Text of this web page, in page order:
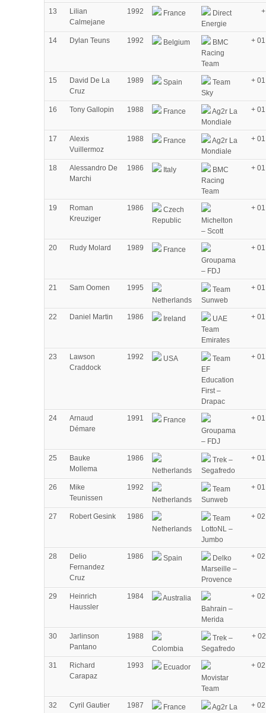
13
Lilian
Calmejane
1992 France
Direct
Energie
14 Dylan Teuns 1992 Belgium
BMC
Racing
Team
+
15
David De La
Cruz
1989 Spain
Team
Sky
+
16 Tony Gallopin 1988 France
Ag2r La
Mondiale
+
17
Alexis
Vuillermoz
1988 France
Ag2r La
Mondiale
+
18
Alessandro De
Marchi
1986 Italy
BMC
Racing
Team
+
19
Roman
Kreuziger
1986
Czech
Republic
Michelton
– Scott
+
20 Rudy Molard 1989
France
Groupama
– FDJ
+
21 Sam Oomen
1995
Netherlands
Team
Sunweb
+
22 Daniel Martin 1986 Ireland
UAE
Team
Emirates
+
23
Lawson
Craddock
1992 USA
Team
EF
Education
First –
Drapac
+
24
Arnaud
Démare
1991
France
Groupama
– FDJ
+
25
Bauke
Mollema
1986
Netherlands
Trek –
Segafredo
+
26
Mike
Teunissen
1992
Netherlands
Team
Sunweb
+
27 Robert Gesink
1986
Netherlands
Team
LottoNL –
Jumbo
+
28
Delio
Fernandez
Cruz
1986 Spain
Delko
Marseille –
Provence
+
29
Heinrich
Haussler
1984
Australia
Bahrain –
Merida
+
30
Jarlinson
Pantano
1988
Colombia
Trek –
Segafredo
+
31
Richard
Carapaz
1993
Ecuador
Movistar
Team
+
32 Cyril Gautier 1987 France
Ag2r La
+